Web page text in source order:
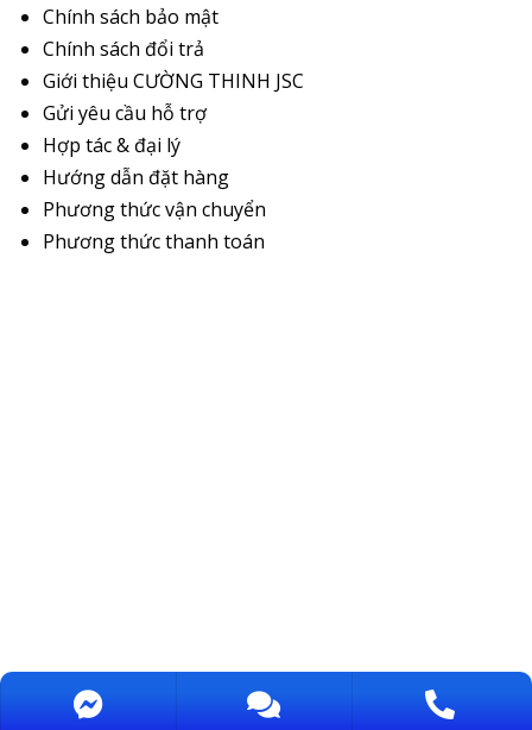
Chính sách bảo mật
Chính sách đổi trả
Giới thiệu CƯỜNG THINH JSC
Gửi yêu cầu hỗ trợ
Hợp tác & đại lý
Hướng dẫn đặt hàng
Phương thức vận chuyển
Phương thức thanh toán
Bản quyền bởi CUONG THINH TECHCON., JSC OZONE / MST: